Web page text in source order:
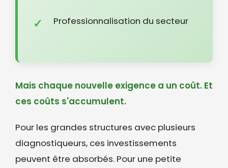
Professionnalisation du secteur
Mais chaque nouvelle exigence a un coût. Et
ces coûts s'accumulent.
Pour les grandes structures avec plusieurs
diagnostiqueurs, ces investissements
peuvent être absorbés. Pour une petite